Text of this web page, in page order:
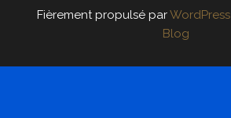
Fièrement propulsé parWordPress
Blog